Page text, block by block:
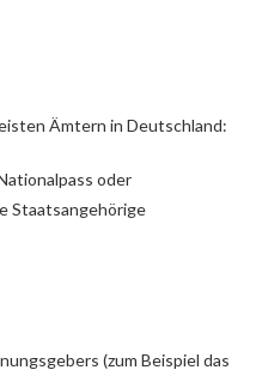
Ämtern in Deutschland:
oder
Staatsangehörige
(zum Beispiel das